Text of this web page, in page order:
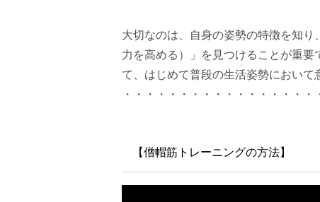
大切なのは、自身の姿勢の特徴を知
力を高める）」を見つけることが重
て、はじめて普段の生活姿勢において
・・・・・・・・・・・・・・・・・
【僧帽筋トレーニングの方法】